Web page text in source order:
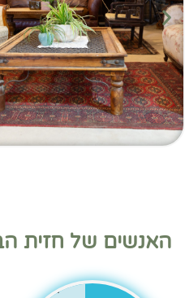
האנשים של חזית
משמ
בהאנ
גר